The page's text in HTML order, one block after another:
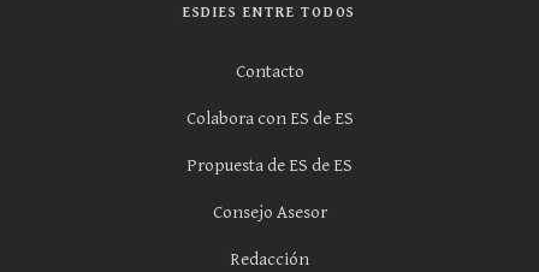
ESDIES ENTRE TODOS
Contacto
Colabora con ES de ES
Propuesta de ES de ES
Consejo Asesor
Redacción